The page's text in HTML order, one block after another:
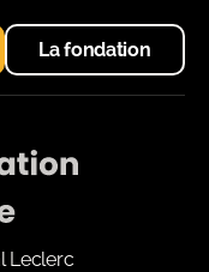
La fondation
Leclerc